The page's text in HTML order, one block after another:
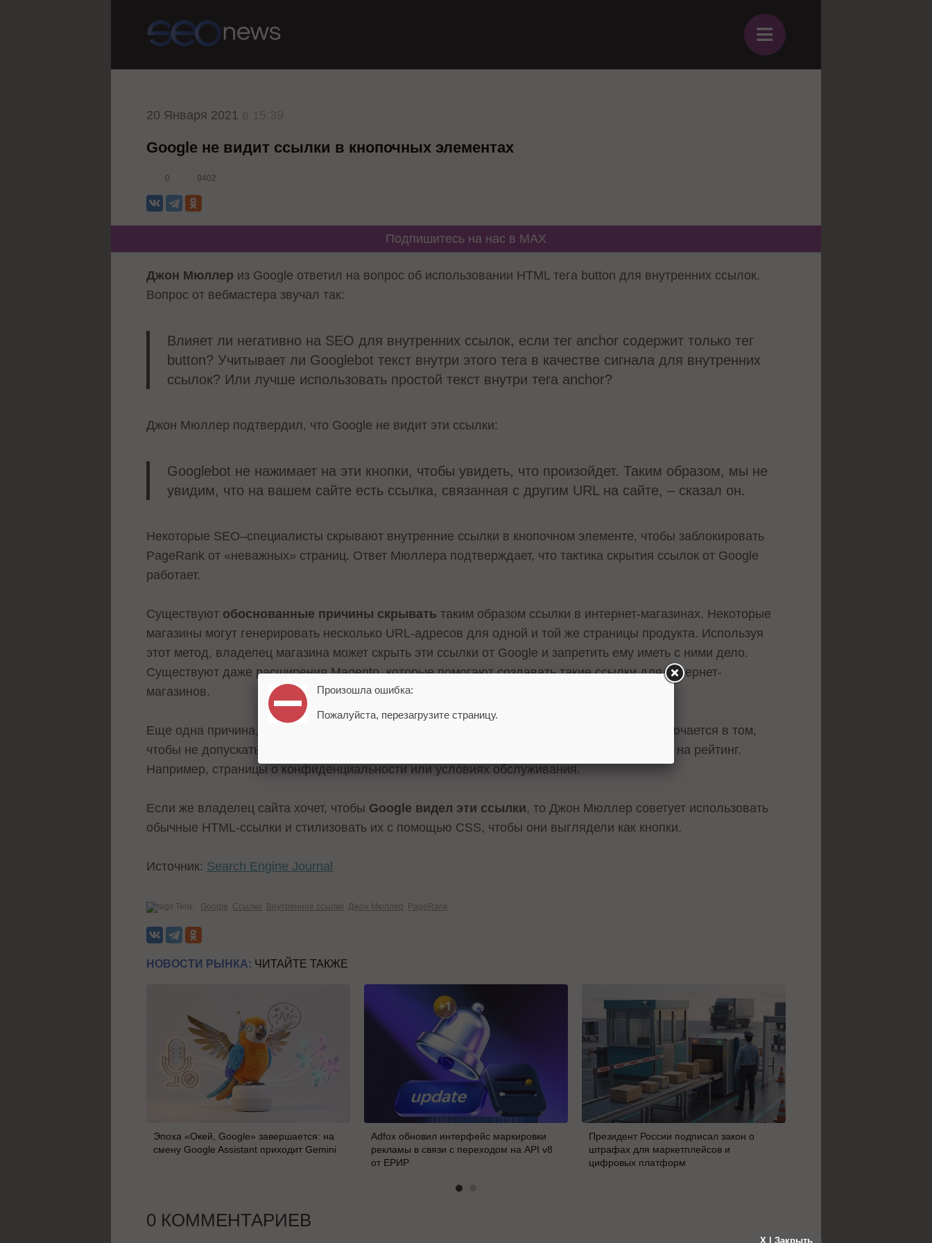
≡
20 Января 2021
Google не видит ссылки в кнопочных элементах
0 9402
Подпишитесь на нас в MAX
Джон Мюллер из Google ответил на вопрос об использовании HTML тега button для внутренних ссылок.
Вопрос от вебмастера звучал так:
Влияет ли негативно на SEO для внутренних ссылок, если тег anchor содержит только тег
button? Учитывает ли Googlebot текст внутри этого тега в качестве сигнала для внутренних
ссылок? Или лучше использовать простой текст внутри тега anchor?
Джон Мюллер подтвердил, что Google не видит эти ссылки:
Googlebot не нажимает на эти кнопки, чтобы увидеть, что произойдет. Таким образом, мы не
увидим, что на вашем сайте есть ссылка, связанная с другим URL на сайте, – сказал он.
Некоторые SEO–специалисты скрывают внутренние ссылки в кнопочном элементе, чтобы заблокировать
PageRank от «неважных» страниц. Ответ Мюллера подтверждает, что тактика скрытия ссылок от Google
работает.
Существуют обоснованные причины скрывать таким образом ссылки в интернет-магазинах. Некоторые
магазины могут генерировать несколько URL-адресов для одной и той же страницы продукта. Используя
этот метод, владелец магазина может скрыть эти ссылки от Google и запретить ему иметь с ними дело.
Существуют даже расширения Magento, которые помогают создавать такие ссылки для интернет-
магазинов.
Еще одна причина, по которой некоторые SEO-специалисты используют эту тактику, заключается в том,
чтобы не допускать попадания PageRank на определенные страницы, которые не влияют на рейтинг.
Например, страницы о конфиденциальности или условиях обслуживания.
Если же владелец сайта хочет, чтобы Google видел эти ссылки, то Джон Мюллер советует использовать
обычные HTML-ссылки и стилизовать их с помощью CSS, чтобы они выглядели как кнопки.
Источник: Search Engine Journal
Теги: Google Ссылки Внутренние ссылки Джон Мюллер PageRank
НОВОСТИ РЫНКА: ЧИТАЙТЕ ТАКЖЕ
Эпоха «Окей, Google» завершается: на
смену Google Assistant приходит Gemini
Adfox обновил интерфейс маркировки
рекламы в связи с переходом на API v8
от ЕРИР
Президент России подписал закон о
штрафах для маркетплейсов и
цифровых платформ
0 КОММЕНТАРИЕВ
X | Закрыть
Произошла ошибка:
Пожалуйста, перезагрузите страницу.